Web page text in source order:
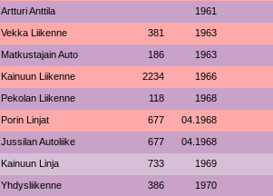
Artturi Anttila 1961
Vekka Liikenne 381 1963
Matkustajain Auto 186 1963
Kainuun Liikenne 2234 1966
Pekolan Liikenne 118 1968
Porin Linjat 677 04.1968
Jussilan Autoliike 677 04.1968
Kainuun Linja 733 1969
Yhdysliikenne 386 1970